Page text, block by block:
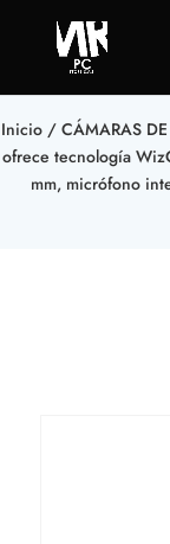
Inicio / CÁMARAS
ofrece tecnología
mm, micrófono